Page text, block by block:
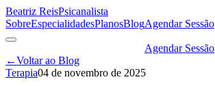
Beatriz ReisPsicanalista
SobreEspecialidadesPlanosBlogAgendar Sessão
Agendar Sessão
←Voltar ao Blog
Terapia04 de novembro de 2025